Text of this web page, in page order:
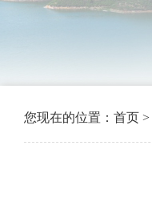
您现在的位置： 首页 >